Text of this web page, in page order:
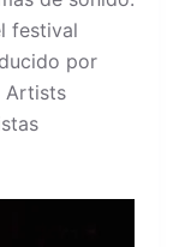
festival
por
Artists